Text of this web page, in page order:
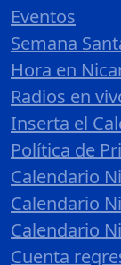
Eventos
Semana
Hora en
Radios en
Inserta el
Política de
Calendario
Calendario
Calendario
Cuenta